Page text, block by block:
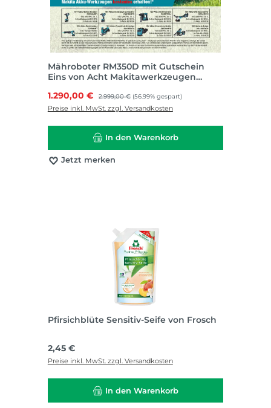
Mähroboter RM350D mit Gutschein
Eins von Acht Makitawerkzeugen
Verkaufspreis:
1.290,00 € Regulärer Preis:
2.999,00 € (56.99% gespart)
Preise inkl. MwSt. zzgl. Versandkosten
In den Warenkorb
Jetzt merken
Pfirsichblüte Sensitiv-Seife von Frosch
Regulärer Preis:
2,45 €
Preise inkl. MwSt. zzgl. Versandkosten
In den Warenkorb